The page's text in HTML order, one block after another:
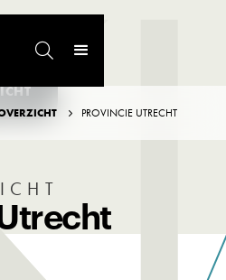

 PROVINCIE UTRECHT